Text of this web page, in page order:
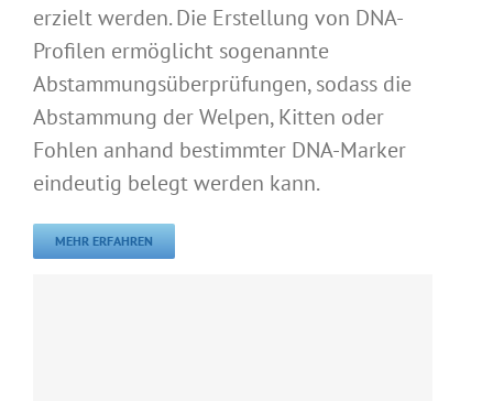
erzielt werden. Die Erstellung von DNA-
Profilen ermöglicht sogenannte
Abstammungsüberprüfungen, sodass die
Abstammung der Welpen, Kitten oder
Fohlen anhand bestimmter DNA-Marker
eindeutig belegt werden kann.
MEHR ERFAHREN